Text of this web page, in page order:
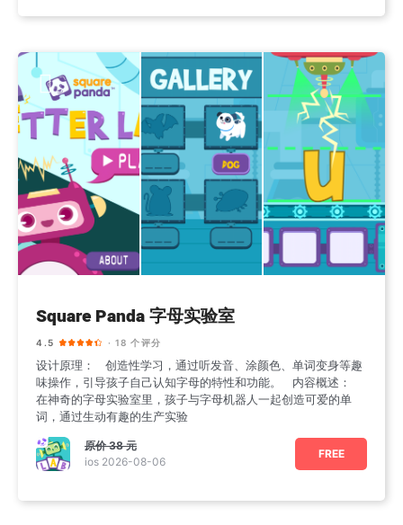
Square Panda 字母实验室
4.5 · 18 个评分
设计原理： 创造性学习，通过听发音、涂颜色、单词变身等趣
味操作，引导孩子自己认知字母的特性和功能。 内容概述：
在神奇的字母实验室里，孩子与字母机器人一起创造可爱的单
词，通过生动有趣的生产实验
原价38 元
ios 2026-08-06
FREE